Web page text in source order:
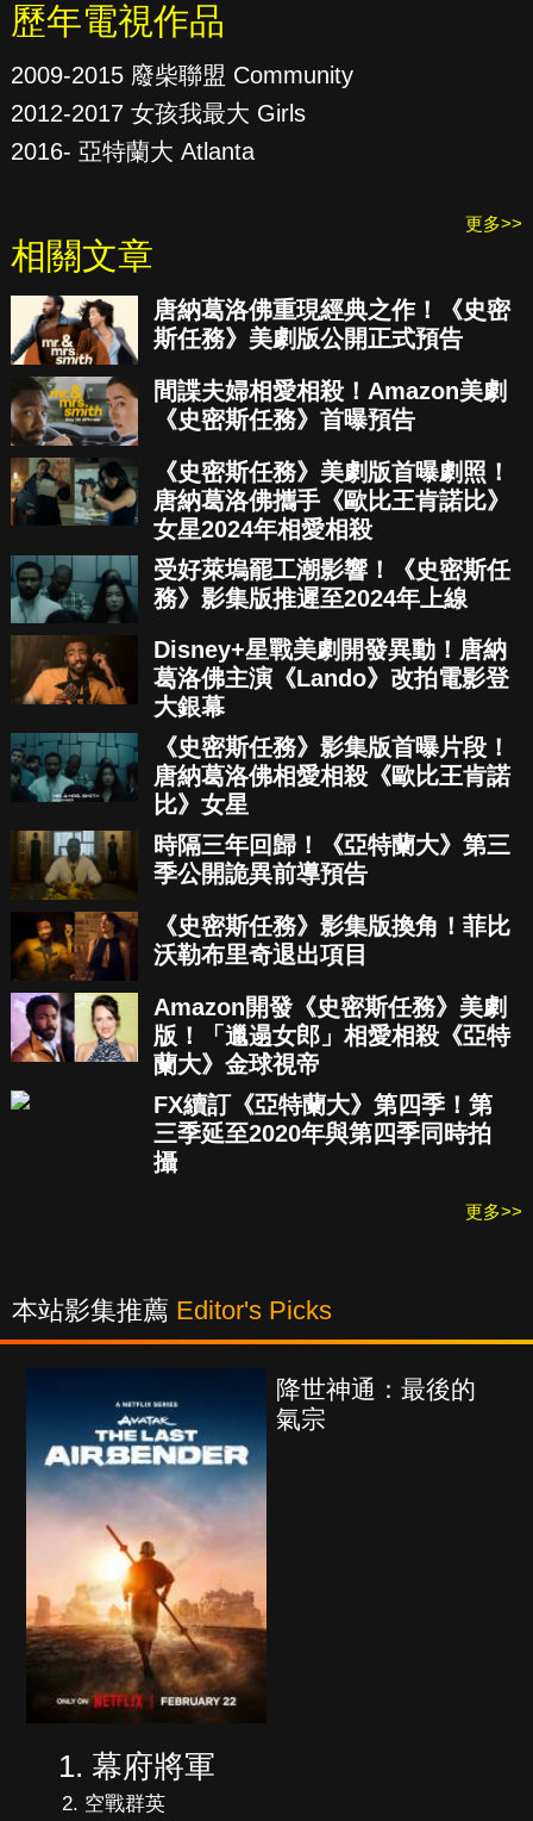
歷年電視作品
2009-2015 廢柴聯盟 Community
2012-2017 女孩我最大 Girls
2016- 亞特蘭大 Atlanta
更多>>
相關文章
唐納葛洛佛重現經典之作！《史密
斯任務》美劇版公開正式預告
間諜夫婦相愛相殺！Amazon美劇
《史密斯任務》首曝預告
《史密斯任務》美劇版首曝劇照！
唐納葛洛佛攜手《歐比王肯諾比》
女星2024年相愛相殺
受好萊塢罷工潮影響！《史密斯任
務》影集版推遲至2024年上線
Disney+星戰美劇開發異動！唐納
葛洛佛主演《Lando》改拍電影登
大銀幕
《史密斯任務》影集版首曝片段！
唐納葛洛佛相愛相殺《歐比王肯諾
比》女星
時隔三年回歸！《亞特蘭大》第三
季公開詭異前導預告
《史密斯任務》影集版換角！菲比
沃勒布里奇退出項目
Amazon開發《史密斯任務》美劇
版！「邋遢女郎」相愛相殺《亞特
蘭大》金球視帝
FX續訂《亞特蘭大》第四季！第
三季延至2020年與第四季同時拍
攝
更多>>
本站影集推薦 Editor's Picks
降世神通：最後的
氣宗
幕府將軍
空戰群英